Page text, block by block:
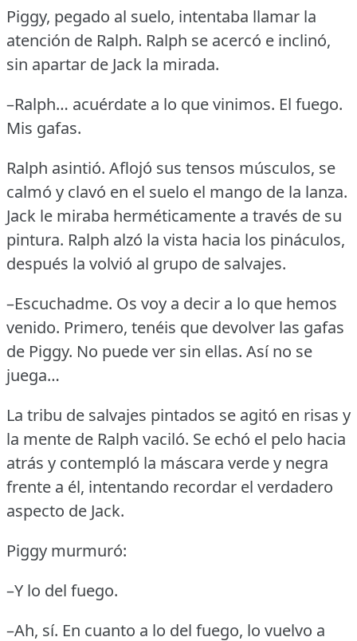
Piggy, pegado al suelo, intentaba llamar la
atención de Ralph. Ralph se acercó e inclinó,
sin apartar de Jack la mirada.
–Ralph… acuérdate a lo que vinimos. El fuego.
Mis gafas.
Ralph asintió. Aflojó sus tensos músculos, se
calmó y clavó en el suelo el mango de la lanza.
Jack le miraba herméticamente a través de su
pintura. Ralph alzó la vista hacia los pináculos,
después la volvió al grupo de salvajes.
–Escuchadme. Os voy a decir a lo que hemos
venido. Primero, tenéis que devolver las gafas
de Piggy. No puede ver sin ellas. Así no se
juega…
La tribu de salvajes pintados se agitó en risas y
la mente de Ralph vaciló. Se echó el pelo hacia
atrás y contempló la máscara verde y negra
frente a él, intentando recordar el verdadero
aspecto de Jack.
Piggy murmuró:
–Y lo del fuego.
–Ah, sí. En cuanto a lo del fuego, lo vuelvo a